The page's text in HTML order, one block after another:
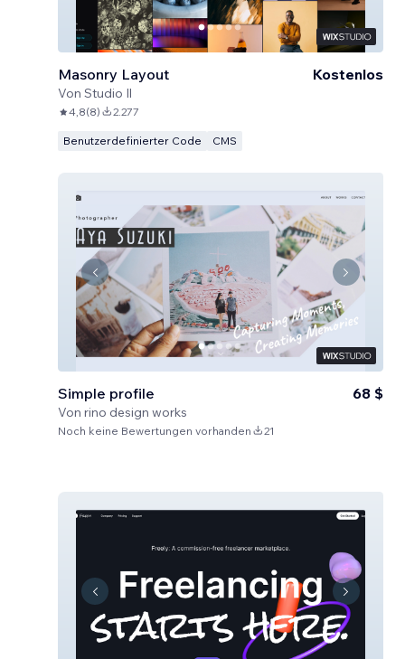
Masonry Layout
Von Studio Il
Kostenlos
4,8(8) 2.277
Benutzerdefinierter Code CMS
Simple profile
Von rino design works
68 $
Noch keine Bewertungen vorhanden 21